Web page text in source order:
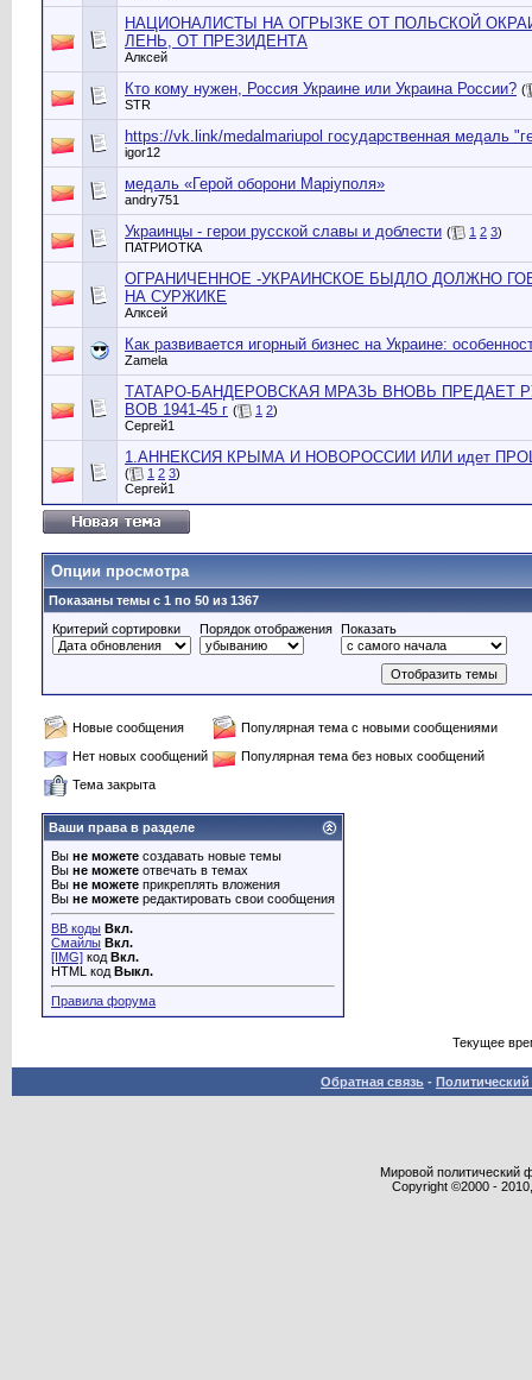
НАЦИОНАЛИСТЫ НА ОГРЫЗКЕ ОТ ПОЛЬСКОЙ
ЛЕНЬ, ОТ ПРЕЗИДЕНТА
Алксей
Кто кому нужен, Россия Украине или Украина России? (
STR
https://vk.link/medalmariupol государственная медаль
igor12
медаль «Герой оборони Маріуполя»
andry751
Украинцы - герои русской славы и доблести ( 1 2 3)
ПАТРИОТКА
ОГРАНИЧЕННОЕ -УКРАИНСКОЕ БЫДЛО ДОЛЖНО
НА СУРЖИКЕ
Алксей
Как развивается игорный бизнес на Украине:
Zamela
ТАТАРО-БАНДЕРОВСКАЯ МРАЗЬ ВНОВЬ ПРЕДАЕТ
ВОВ 1941-45 г ( 1 2)
Сергей1
1.АННЕКСИЯ КРЫМА И НОВОРОССИИ ИЛИ идет
( 1 2 3)
Сергей1
Опции просмотра
Показаны темы с 1 по 50 из 1367
Критерий сортировки
Порядок отображения Показать
Новые сообщения
Популярная тема с новыми сообщениями
Нет новых сообщений
Популярная тема без новых сообщений
Тема закрыта
Ваши права в разделе
Вы не можете создавать новые темы
Вы не можете отвечать в темах
Вы не можете прикреплять вложения
Вы не можете редактировать свои сообщения
BB коды Вкл.
Смайлы Вкл.
[IMG] код Вкл.
HTML код Выкл.
Правила форума
Текущее
Обратная связь -
Мировой политический
Copyright ©2000 -